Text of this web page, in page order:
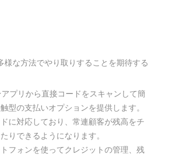
な方法でやり取りすることを期待する
プリから直接コードをスキャンして簡
型の支払いオプションを提供します。
に対応しており、常連顧客が残高をチ
りできるようになります。
フォンを使ってクレジットの管理、残